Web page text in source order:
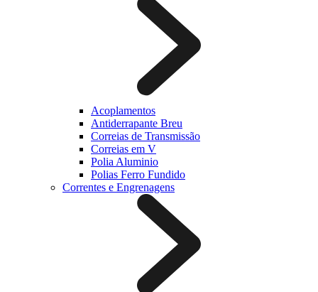
Acoplamentos
Antiderrapante Breu
Correias de Transmissão
Correias em V
Polia Aluminio
Polias Ferro Fundido
Correntes e Engrenagens